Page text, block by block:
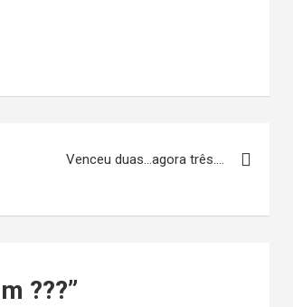
Venceu duas…agora três….
???”